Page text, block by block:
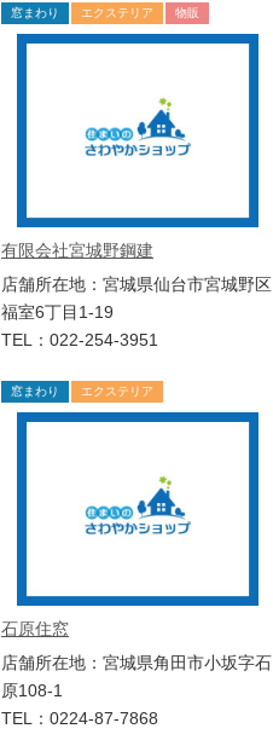
窓まわり エクステリア 物販
有限会社宮城野鋼建
店舗所在地：宮城県仙台市宮城野区
福室6丁目1-19
TEL：022-254-3951
窓まわり エクステリア
石原住窓
店舗所在地：宮城県角田市小坂字石
原108-1
TEL：0224-87-7868